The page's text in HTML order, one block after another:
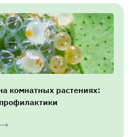
комнатных растениях: